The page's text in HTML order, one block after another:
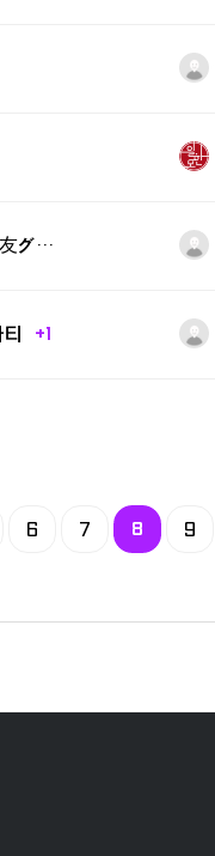
【FREE PICNIC】도쿄 국제 엄마 밋업【第3回】国際ママ友グループMeetup! みんなでピクニック
+1
6 7 8 9